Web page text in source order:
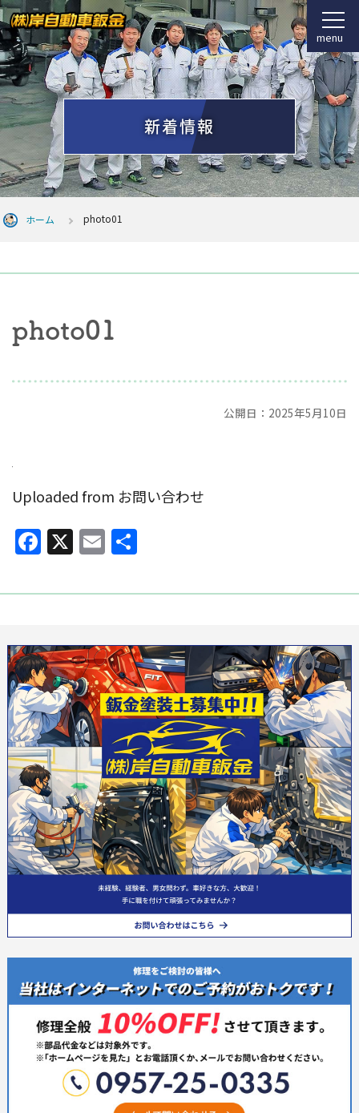
menu
新着情報
ホーム photo01
photo01
公開日：2025年5月10日
Uploaded from お問い合わせ
Facebook
X Email